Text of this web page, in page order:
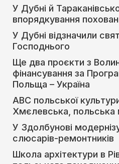
У Дубні й
впорядкування
У Дубні відзначили
Господнього
Ще два проєкти з
фінансування за
Польща – Україна
АВС польської
Хмєлевська, польська
У Здолбунові
слюсарів-ремонтників
Школа архітектури в